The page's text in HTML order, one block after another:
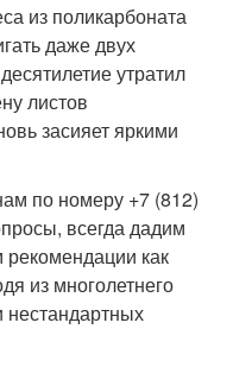
из поликарбоната
даже двух
утратил
листов
засияет яркими
по номеру +7 (812)
всегда дадим
как
из многолетнего
нестандартных